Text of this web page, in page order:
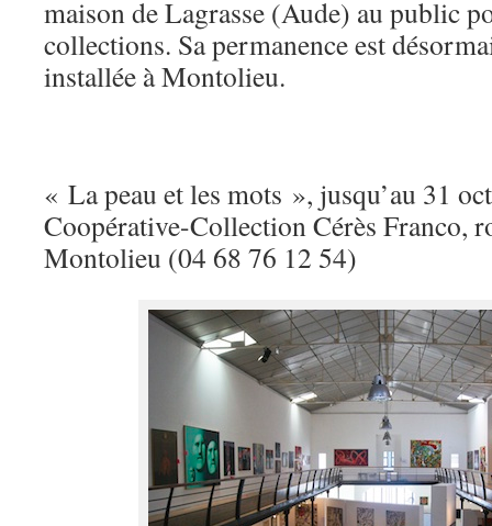
maison de Lagrasse (Aude) au public
collections. Sa permanence est
installée à Montolieu.
« La peau et les mots », jusqu’au 31
Coopérative-Collection Cérès Franco,
Montolieu (04 68 76 12 54)